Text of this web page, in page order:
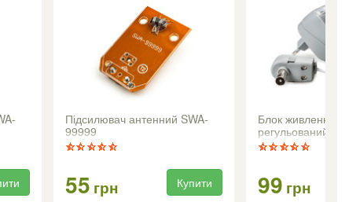
Підсилювач антенний SWA-
99999
55 грн Купити
Блок живлення
регульований 2-
99 грн